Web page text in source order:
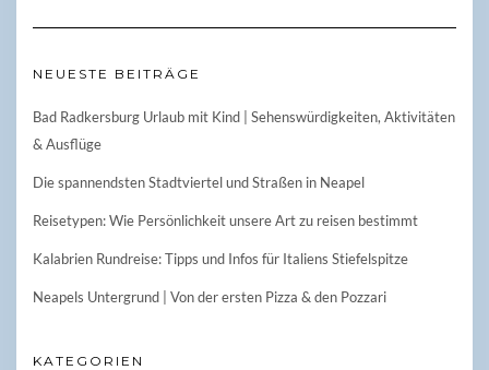
NEUESTE BEITRÄGE
Bad Radkersburg Urlaub mit Kind | Sehenswürdigkeiten, Aktivitäten
& Ausflüge
Die spannendsten Stadtviertel und Straßen in Neapel
Reisetypen: Wie Persönlichkeit unsere Art zu reisen bestimmt
Kalabrien Rundreise: Tipps und Infos für Italiens Stiefelspitze
Neapels Untergrund | Von der ersten Pizza & den Pozzari
KATEGORIEN